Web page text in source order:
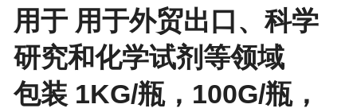
用于 用于外贸出口、科学
研究和化学试剂等领域
包装 1KG/瓶，100G/瓶，